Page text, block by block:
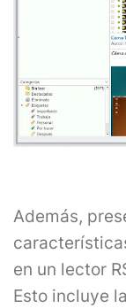
Además,
en un lector
Esto incluye